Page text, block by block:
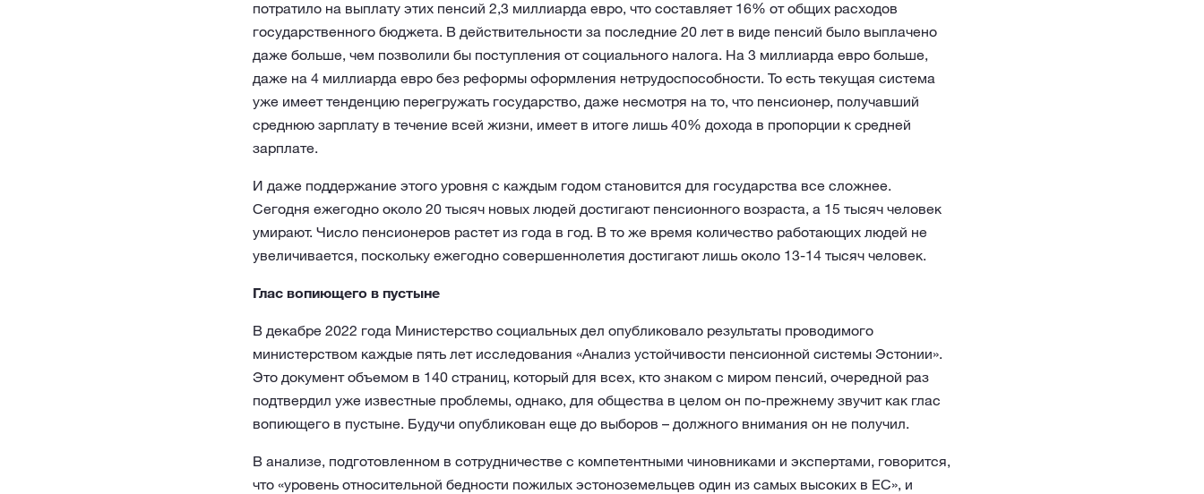
потратило на выплату этих пенсий 2,3 миллиарда евро, что составляет 16% от общих расходов
государственного бюджета. В действительности за последние 20 лет в виде пенсий было выплачено
даже больше, чем позволили бы поступления от социального налога. На 3 миллиарда евро больше,
даже на 4 миллиарда евро без реформы оформления нетрудоспособности. То есть текущая система
уже имеет тенденцию перегружать государство, даже несмотря на то, что пенсионер, получавший
среднюю зарплату в течение всей жизни, имеет в итоге лишь 40% дохода в пропорции к средней
зарплате.
И даже поддержание этого уровня с каждым годом становится для государства все сложнее.
Сегодня ежегодно около 20 тысяч новых людей достигают пенсионного возраста, а 15 тысяч человек
умирают. Число пенсионеров растет из года в год. В то же время количество работающих людей не
увеличивается, поскольку ежегодно совершеннолетия достигают лишь около 13-14 тысяч человек.
Глас вопиющего в пустыне
В декабре 2022 года Министерство социальных дел опубликовало результаты проводимого
министерством каждые пять лет исследования «Анализ устойчивости пенсионной системы Эстонии».
Это документ объемом в 140 страниц, который для всех, кто знаком с миром пенсий, очередной раз
подтвердил уже известные проблемы, однако, для общества в целом он по-прежнему звучит как глас
вопиющего в пустыне. Будучи опубликован еще до выборов – должного внимания он не получил.
В анализе, подготовленном в сотрудничестве с компетентными чиновниками и экспертами, говорится,
что «уровень относительной бедности пожилых эстоноземельцев один из самых высоких в ЕС», и